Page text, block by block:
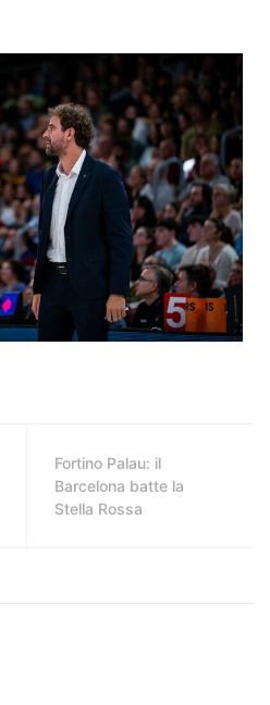
Fortino Palau: il
Barcelona batte la
Stella Rossa